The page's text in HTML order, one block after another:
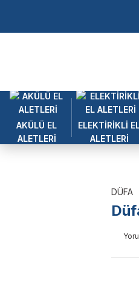
AKÜLÜ EL
ALETLERİ
ELEKTİRİKLİ
ALETLERİ
DÜFA